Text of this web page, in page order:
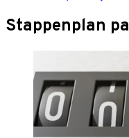
Stappenplan